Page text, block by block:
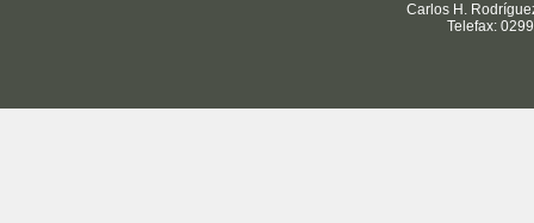
Carlos H.
Telefax: